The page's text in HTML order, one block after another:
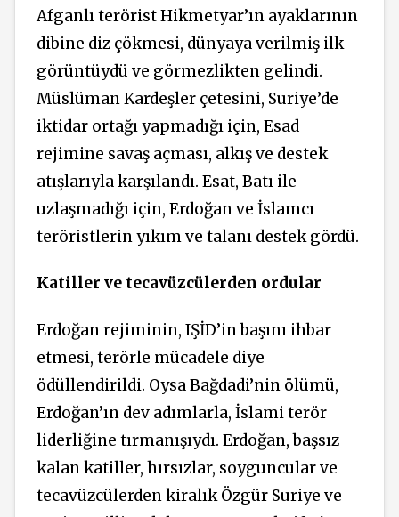
Afganlı terörist Hikmetyar’ın ayaklarının
dibine diz çökmesi, dünyaya verilmiş ilk
görüntüydü ve görmezlikten gelindi.
Müslüman Kardeşler çetesini, Suriye’de
iktidar ortağı yapmadığı için, Esad
rejimine savaş açması, alkış ve destek
atışlarıyla karşılandı. Esat, Batı ile
uzlaşmadığı için, Erdoğan ve İslamcı
teröristlerin yıkım ve talanı destek gördü.
Katiller ve tecavüzcülerden ordular
Erdoğan rejiminin, IŞİD’in başını ihbar
etmesi, terörle mücadele diye
ödüllendirildi. Oysa Bağdadi’nin ölümü,
Erdoğan’ın dev adımlarla, İslami terör
liderliğine tırmanışıydı. Erdoğan, başsız
kalan katiller, hırsızlar, soyguncular ve
tecavüzcülerden kiralık Özgür Suriye ve